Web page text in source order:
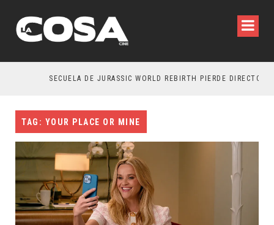
SECUELA DE JURASSIC WORLD REBIRTH PIERDE DIRECTOR
TAG: YOUR PLACE OR MINE